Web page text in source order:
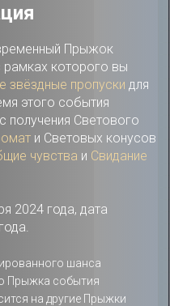
Прыжок
рамках которого вы
звёздные пропуски для
этого события
получения Светового
и Световых конусов
чувства и Свидание
2024 года, дата
шанса
Прыжка события
на другие Прыжки